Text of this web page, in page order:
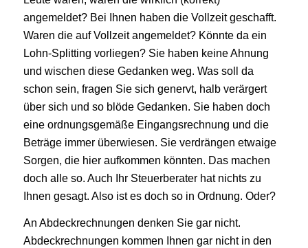
angemeldet? Bei Ihnen haben die Vollzeit geschafft.
Waren die auf Vollzeit angemeldet? Könnte da ein
Lohn-Splitting vorliegen? Sie haben keine Ahnung
und wischen diese Gedanken weg. Was soll da
schon sein, fragen Sie sich genervt, halb verärgert
über sich und so blöde Gedanken. Sie haben doch
eine ordnungsgemäße Eingangsrechnung und die
Beträge immer überwiesen. Sie verdrängen etwaige
Sorgen, die hier aufkommen könnten. Das machen
doch alle so. Auch Ihr Steuerberater hat nichts zu
Ihnen gesagt. Also ist es doch so in Ordnung. Oder?
An Abdeckrechnungen denken Sie gar nicht.
Abdeckrechnungen kommen Ihnen gar nicht in den